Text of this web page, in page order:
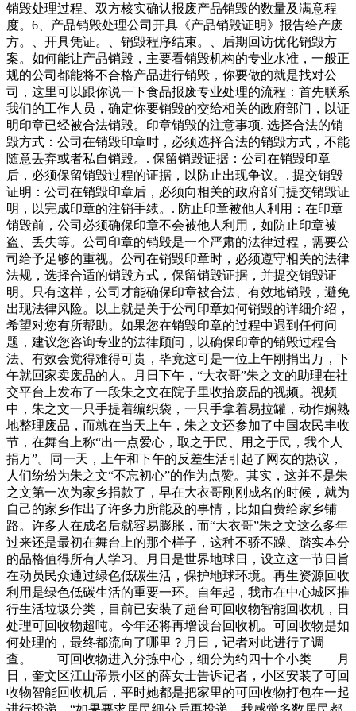
销毁处理过程、双方核实确认报废产品销毁的数量及满意程
度。6、产品销毁处理公司开具《产品销毁证明》报告给产废
方。、开具凭证。、销毁程序结束。、后期回访优化销毁方
案。如何能让产品销毁，主要看销毁机构的专业水准，一般正
规的公司都能将不合格产品进行销毁，你要做的就是找对公
司，这里可以跟你说一下食品报废专业处理的流程：首先联系
我们的工作人员，确定你要销毁的交给相关的政府部门，以证
明印章已经被合法销毁。印章销毁的注意事项. 选择合法的销
毁方式：公司在销毁印章时，必须选择合法的销毁方式，不能
随意丢弃或者私自销毁。. 保留销毁证据：公司在销毁印章
后，必须保留销毁过程的证据，以防止出现争议。. 提交销毁
证明：公司在销毁印章后，必须向相关的政府部门提交销毁证
明，以完成印章的注销手续。. 防止印章被他人利用：在印章
销毁前，公司必须确保印章不会被他人利用，如防止印章被
盗、丢失等。公司印章的销毁是一个严肃的法律过程，需要公
司给予足够的重视。公司在销毁印章时，必须遵守相关的法律
法规，选择合适的销毁方式，保留销毁证据，并提交销毁证
明。只有这样，公司才能确保印章被合法、有效地销毁，避免
出现法律风险。以上就是关于公司印章如何销毁的详细介绍，
希望对您有所帮助。如果您在销毁印章的过程中遇到任何问
题，建议您咨询专业的法律顾问，以确保印章的销毁过程合
法、有效会觉得难得可贵，毕竟这可是一位上午刚捐出万，下
午就回家卖废品的人。月日下午，“大衣哥”朱之文的助理在社
交平台上发布了一段朱之文在院子里收拾废品的视频。视频
中，朱之文一只手提着编织袋，一只手拿着易拉罐，动作娴熟
地整理废品，而就在当天上午，朱之文还参加了中国农民丰收
节，在舞台上称“出一点爱心，取之于民、用之于民，我个人
捐万”。同一天，上午和下午的反差生活引起了网友的热议，
人们纷纷为朱之文“不忘初心”的作为点赞。其实，这并不是朱
之文第一次为家乡捐款了，早在大衣哥刚刚成名的时候，就为
自己的家乡作出了许多力所能及的事情，比如自费给家乡铺
路。许多人在成名后就容易膨胀，而“大衣哥”朱之文这么多年
过来还是最初在舞台上的那个样子，这种不骄不躁、踏实本分
的品格值得所有人学习。月日是世界地球日，设立这一节日旨
在动员民众通过绿色低碳生活，保护地球环境。再生资源回收
利用是绿色低碳生活的重要一环。自年起，我市在中心城区推
行生活垃圾分类，目前已安装了超台可回收物智能回收机，日
处理可回收物超吨。今年还将再增设台回收机。可回收物是如
何处理的，最终都流向了哪里？月日，记者对此进行了调
查。 可回收物进入分拣中心，细分为约四十个小类 月
日，奎文区江山帝景小区的薛女士告诉记者，小区安装了可回
收物智能回收机后，平时她都是把家里的可回收物打包在一起